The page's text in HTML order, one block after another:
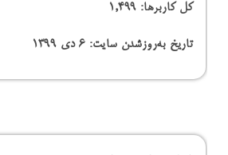
کل کاربرها: 1,499
تاریخ به‌روزشدن سایت:۶ دی ۱۳۹۹